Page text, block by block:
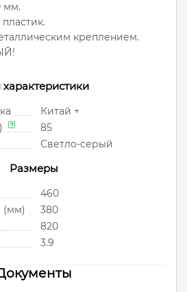
мм.
креплением.
Китай +
85
Светло-серый
Размеры
460
(мм)
380
820
3.9